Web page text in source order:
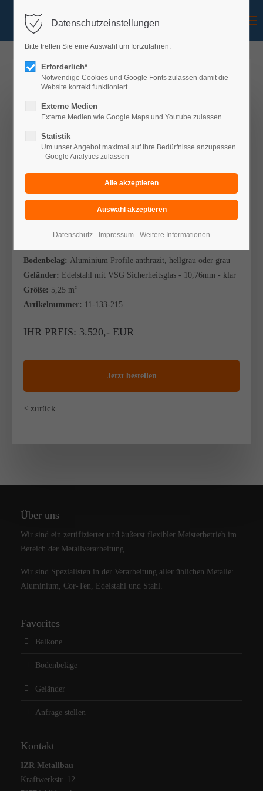
Balkon Konfigurator
IHRE AUSWAHL
Balkon:einstöckig
Wandbefestigung mit zwei Stützen
Treppe:ohne
Überdachung:
Stahlteile:feuerverzinkt
Bodenbelag: Aluminium Profile anthrazit, hellgrau oder grau
Geländer: Edelstahl mit VSG Sicherheitsglas - 10,76mm - klar
Größe: 5,25 m2
Artikelnummer: 11-133-215
IHR PREIS: 3.520,- EUR
Jetzt bestellen
< zurück
Über uns
Wir sind ein zertifizierter und äußerst flexibler Meisterbetrieb im
Bereich der Metallverarbeitung.
Wir sind Spezialisten in der Verarbeitung aller üblichen Metalle:
Aluminium, Cor-Ten, Edelstahl und Stahl.
Favorites
Balkone
Bodenbeläge
Geländer
Anfrage stellen
Kontakt
IZR Metallbau
Kraftwerkstr. 12
Datenschutzeinstellungen
Bitte treffen Sie eine Auswahl um fortzufahren.
Erforderlich*
Notwendige Cookies und Google Fonts zulassen damit die
Website korrekt funktioniert
Externe Medien
Externe Medien wie Google Maps und Youtube zulassen
Statistik
Um unser Angebot maximal auf Ihre Bedürfnisse anzupassen
- Google Analytics zulassen
Datenschutz Impressum Weitere Informationen